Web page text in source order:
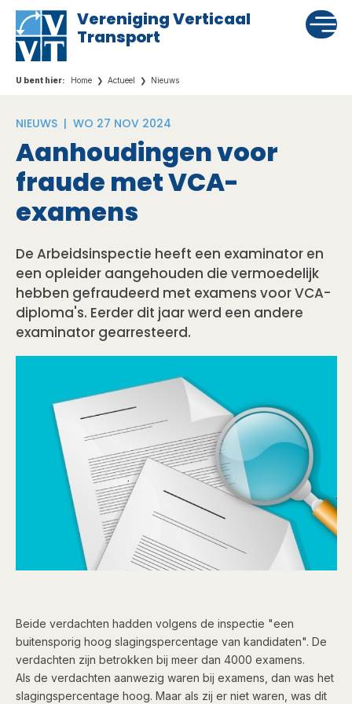
Vereniging Verticaal
Transport
Home Actueel Nieuws
NIEUWS | WO 27 NOV 2024
Aanhoudingen voor
fraude met VCA-
examens
De Arbeidsinspectie heeft een examinator en
een opleider aangehouden die vermoedelijk
hebben gefraudeerd met examens voor VCA-
diploma's. Eerder dit jaar werd een andere
examinator gearresteerd.
​Beide verdachten hadden volgens de inspectie "een ​​​​
buitensporig ​​​hoog slagingspercentage van kandidaten". De
verdachten zijn betrokken bij meer dan 4000 examens.
Als de verdachten aanwezig waren bij examens, dan was het
slagingspercentage hoog. Maar als zij er niet waren, was dit